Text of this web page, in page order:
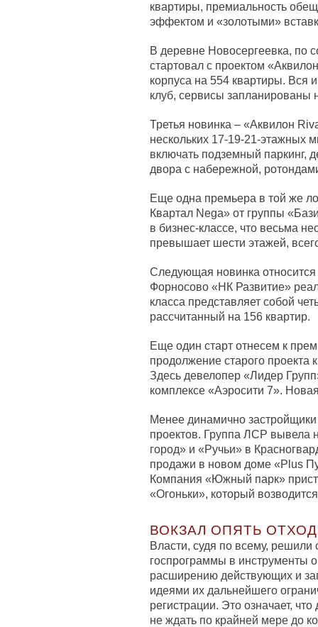
квартиры, премиальность
эффектом и «золотыми»
В деревне Новосергеевка, по
стартовал с проектом
корпуса на 554 квартиры. Вся
клуб, сервисы запланированы
Третья новинка – «Аквилон
нескольких 17-19-21-этажных
включать подземный паркинг,
двора с набережной,
Еще одна премьера в той же
Квартал Nega» от группы
в бизнес-классе, что весьма
превышает шести этажей,
Следующая новинка относится
Форносово «НК Развитие»
класса представляет собой
рассчитанный на 156 квартир.
Еще один старт отнесем к
продолжение старого проекта
Здесь девелопер «Лидер
комплексе «Аэросити 7».
Менее динамично
проектов. Группа ЛСР вывела
город» и «Ручьи» в
продажи в новом доме «Plus
Компания «Южный парк»
«Огоньки», который
ВОКЗАЛ ОПЯТЬ
Власти, судя по всему, решили
госпрограммы в инструменты
расширению действующих и
идеями их дальнейшего
регистрации. Это означает,
не ждать по крайней мере до